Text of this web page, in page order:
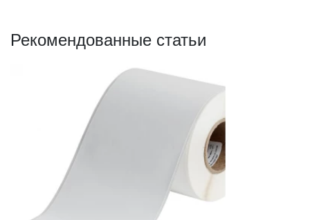
Рекомендованные статьи